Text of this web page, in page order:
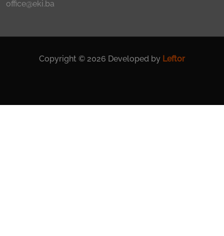
office@eki.ba
Copyright © 2026 Developed by Leftor